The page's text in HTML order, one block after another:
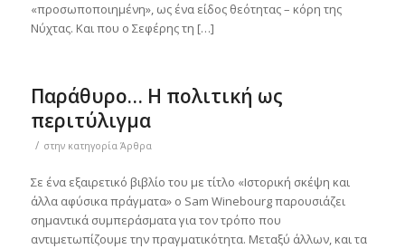
«προσωποποιημένη», ως ένα είδος θεότητας – κόρη της
Νύχτας. Και που ο Σεφέρης τη […]
Παράθυρο… Η πολιτική ως
περιτύλιγμα
/ στην κατηγορία Άρθρα
Σε ένα εξαιρετικό βιβλίο του με τίτλο «Ιστορική σκέψη και
άλλα αφύσικα πράγματα» ο Sam Winebourg παρουσιάζει
σημαντικά συμπεράσματα για τον τρόπο που
αντιμετωπίζουμε την πραγματικότητα. Μεταξύ άλλων, και τα